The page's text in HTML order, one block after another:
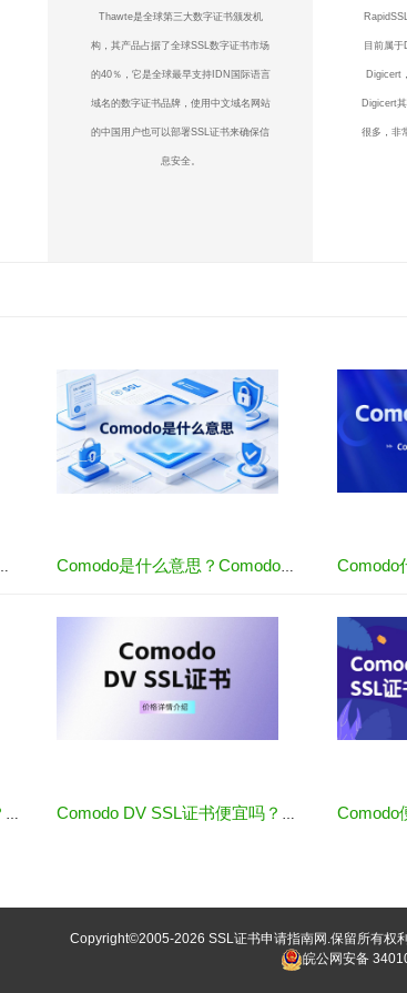
Thawte是全球第三大数字证书颁发机
构，其产品占据了全球SSL数字证书市场
的40％，它是全球最早支持IDN国际语言
域名的数字证书品牌，使用中文域名网站
的中国用户也可以部署SSL证书来确保信
息安全。
目前属
Digicert
Digicert
很多，非
Comodo
Copyright©2005-2026 SSL证书申请指南网 .保留所有权
皖公网安备